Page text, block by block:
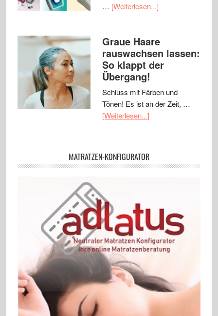
… [Weiterlesen...]
Graue Haare
rauswachsen lassen:
So klappt der
Übergang!
Schluss mit Färben und
Tönen! Es ist an der Zeit, …
[Weiterlesen...]
MATRATZEN-KONFIGURATOR